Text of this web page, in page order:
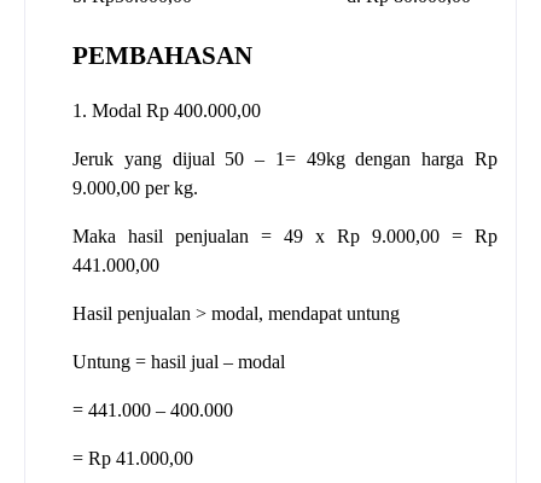
PEMBAHASAN
1. Modal Rp 400.000,00
Jeruk yang dijual 50 – 1= 49kg dengan harga Rp
9.000,00 per kg.
Maka hasil penjualan = 49 x Rp 9.000,00 = Rp
441.000,00
Hasil penjualan > modal, mendapat untung
Untung = hasil jual – modal
= 441.000 – 400.000
= Rp 41.000,00